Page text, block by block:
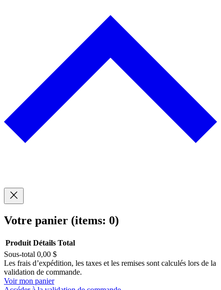
Votre panier (items: 0)
Produits
dans
Produit Détails Total
Sous-total 0,00 $
Les frais d’expédition, les taxes et les remises sont calculés lors de la
validation de commande.
Voir mon panier